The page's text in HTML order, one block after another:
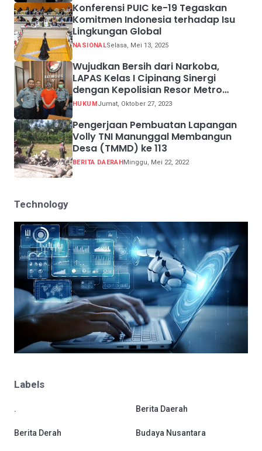
Konferensi PUIC ke-19 Tegaskan
Komitmen Indonesia terhadap Isu
Lingkungan Global
NASIONALSelasa, Mei 13, 2025
Wujudkan Bersih dari Narkoba,
LAPAS Kelas I Cipinang Sinergi
dengan Kepolisian Resor Metro
Jakarta Barat
HUKUMJumat, Oktober 27, 2023
Pengerjaan Pembuatan Lapangan
Volly TNI Manunggal Membangun
Desa (TMMD) ke 113
BERITA DAERAHMinggu, Mei 22, 2022
Technology
Labels
. Berita Daerah
Berita Derah Budaya Nusantara